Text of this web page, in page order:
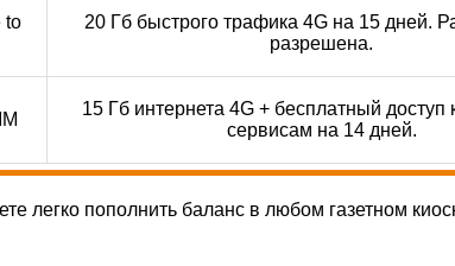
to
20 Гб быстрого трафика 4G на 15 дней.
разрешена.
15 Гб интернета 4G + бесплатный доступ
сервисам на 14 дней.
легко пополнить баланс в любом газетном